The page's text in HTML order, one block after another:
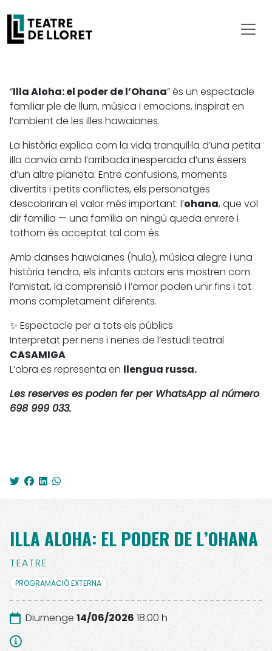
“Illa Aloha: el poder de l’Ohana” és un espectacle
familiar ple de llum, música i emocions, inspirat en
l’ambient de les illes hawaianes.
La història explica com la vida tranquil·la d’una petita
illa canvia amb l’arribada inesperada d’uns éssers
d’un altre planeta. Entre confusions, moments
divertits i petits conflictes, els personatges
descobriran el valor més important: l’ohana, que vol
dir família — una família on ningú queda enrere i
tothom és acceptat tal com és.
Amb danses hawaianes (hula), música alegre i una
història tendra, els infants actors ens mostren com
l’amistat, la comprensió i l’amor poden unir fins i tot
mons completament diferents.
✨ Espectacle per a tots els públics
Interpretat per nens i nenes de l’estudi teatral
CASAMIGA
L’obra es representa en llengua russa.
Les reserves es poden fer per WhatsApp al número
698 999 033.
ILLA ALOHA: EL PODER DE L’OHANA
TEATRE
PROGRAMACIÓ EXTERNA
Diumenge 14/06/2026 18:00 h